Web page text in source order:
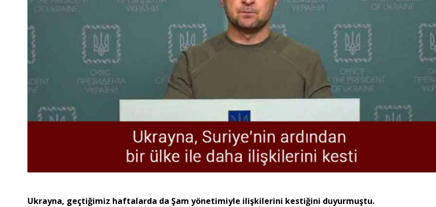
Ukrayna, geçtiğimiz haftalarda da Şam yönetimiyle ilişkilerini kestiğini duyurmuştu.